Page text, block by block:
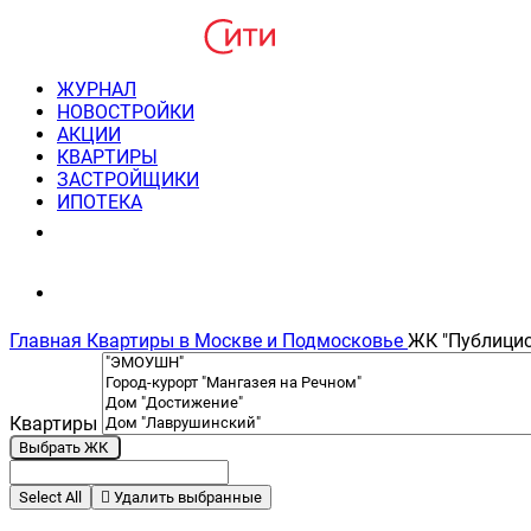
ЖУРНАЛ
НОВОСТРОЙКИ
АКЦИИ
КВАРТИРЫ
ЗАСТРОЙЩИКИ
ИПОТЕКА
Главная Квартиры в Москве и Подмосковье ЖК
Квартиры
Выбрать ЖК
Select All Удалить выбранные